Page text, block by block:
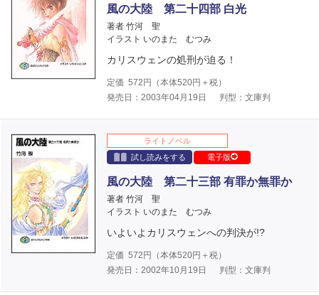
風の大陸 第二十四部 白光
著者 竹河 聖
イラスト いのまた むつみ
カリスウェンの処刑が迫る！
定価 572 円（本体520円＋税）
発売日：2003年04月19日
判型：文庫判
ライトノベル
試し読みをする
電子版
風の大陸 第二十三部 有罪か無罪か
著者 竹河 聖
イラスト いのまた むつみ
いよいよカリスウェンへの判決が!?
定価 572 円（本体520円＋税）
発売日：2002年10月19日
判型：文庫判